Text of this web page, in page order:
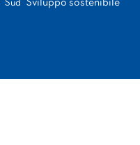
Sud Sviluppo sostenibile